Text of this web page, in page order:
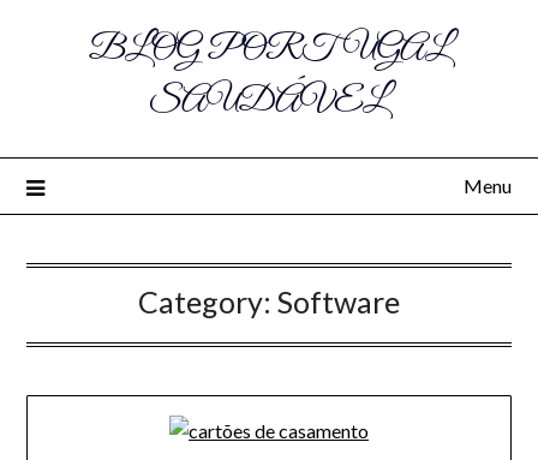
BLOG PORTUGAL
SAUDÁVEL
Menu
Category: Software